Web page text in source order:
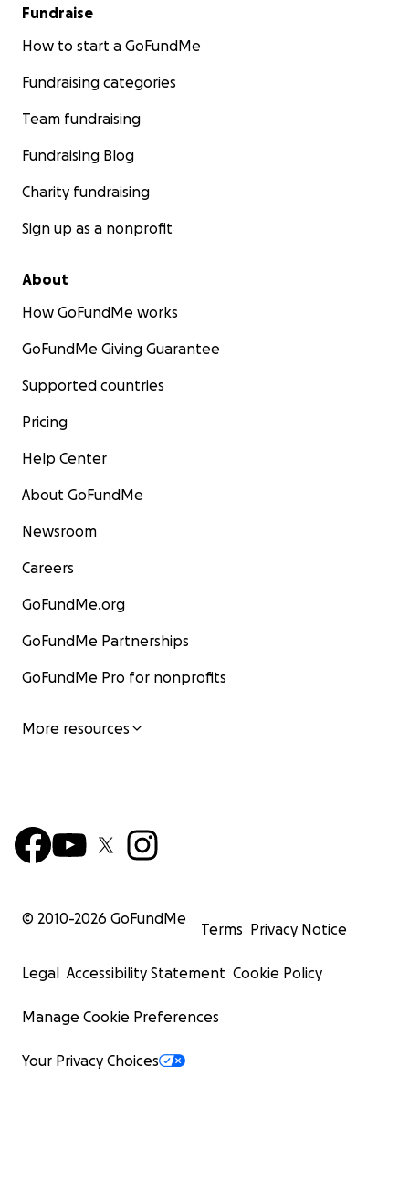
Fundraise
How to start a GoFundMe
Fundraising categories
Team fundraising
Fundraising Blog
Charity fundraising
Sign up as a nonprofit
About
How GoFundMe works
GoFundMe Giving Guarantee
Supported countries
Pricing
Help Center
About GoFundMe
Newsroom
Careers
GoFundMe.org
GoFundMe Partnerships
GoFundMe Pro for nonprofits
More resources
© 2010-2026 GoFundMe
Terms Privacy Notice
Legal Accessibility Statement Cookie Policy
Manage Cookie Preferences
Your Privacy Choices